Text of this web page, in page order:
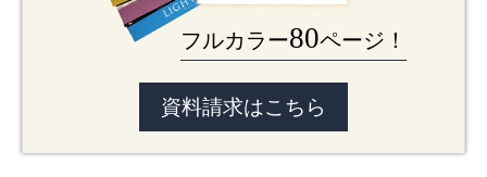
フルカラー80ページ！
資料請求はこちら